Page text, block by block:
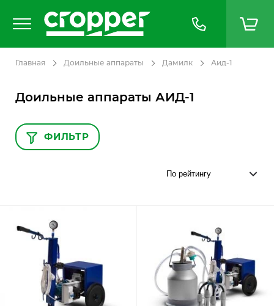
Главная Доильные аппараты Дамилк Аид-1
Доильные аппараты АИД-1
ФИЛЬТР